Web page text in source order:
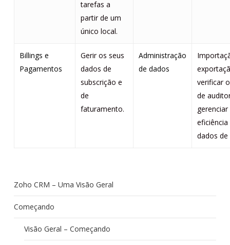
tarefas a
partir de um
único local.
Billings e
Pagamentos
Gerir os seus
dados de
subscrição e
de
faturamento.
Administração
de dados
verificar
de
eficiência
dados de
Zoho CRM – Uma Visão Geral
Começando
Visão Geral – Começando